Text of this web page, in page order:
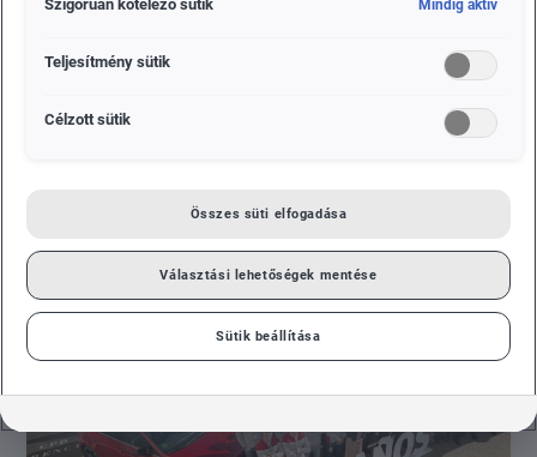
egyértelmű példája a virtuális valóság alkalmazása
százalékkal csökkentette a prototípusok gyártási
Szigorúan kötelező sütik Mindig aktív
Teljesítmény sütik
Célzott sütik
Összes süti elfogadása
Választási lehetőségek mentése
Sütik beállítása